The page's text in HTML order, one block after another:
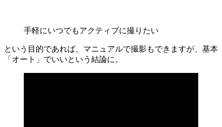
手軽にいつでもアクティブに撮りたい
という目的であれば、マニュアルで撮影もできますが、基本
「オート」でいいという結論に。